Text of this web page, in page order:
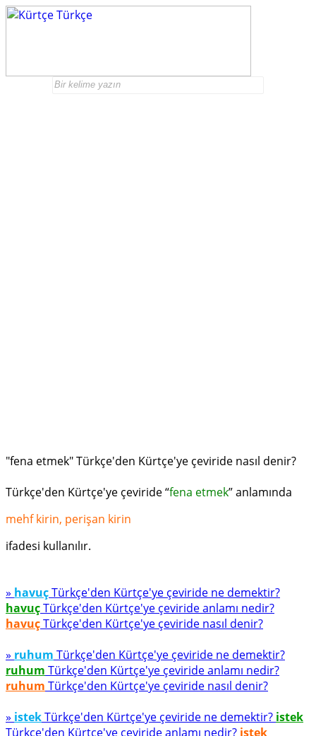
"fena etmek" Türkçe'den Kürtçe'ye çeviride nasıl denir?
Türkçe'den Kürtçe'ye çeviride “fena etmek” anlamında
mehf kirin, perişan kirin
ifadesi kullanılır.
» havuçTürkçe'den Kürtçe'ye çeviride ne demektir?
havuçTürkçe'den Kürtçe'ye çeviride anlamı nedir?
havuçTürkçe'den Kürtçe'ye çeviride nasıl denir?
» ruhum Türkçe'den Kürtçe'ye çeviride ne demektir?
ruhum Türkçe'den Kürtçe'ye çeviride anlamı nedir?
ruhum Türkçe'den Kürtçe'ye çeviride nasıl denir?
» istekTürkçe'den Kürtçe'ye çeviride ne demektir? istek
Türkçe'den Kürtçe'ye çeviride anlamı nedir? istek